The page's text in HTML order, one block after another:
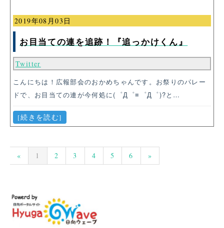
2019年08月03日
お目当ての連を追跡！『追っかけくん』
Twitter
こんにちは！広報部会のおかめちゃんです。お祭りのパレー
ドで、お目当ての連が今何処に(゜Д゜≡゜Д゜)?と…
[続きを読む]
« 1 2 3 4 5 6 »